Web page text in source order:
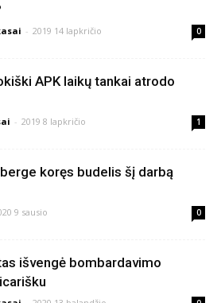
- 2019 14 lapkričio 0
APK laikų tankai atrodo
- 2019 8 lapkričio 1
koręs budelis šį darbą
9 sausio 0
išvengė bombardavimo